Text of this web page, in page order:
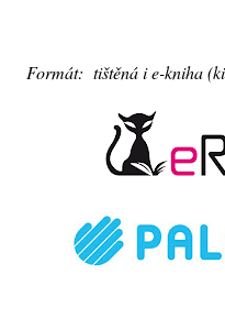
Formát: tištěná i e-kniha